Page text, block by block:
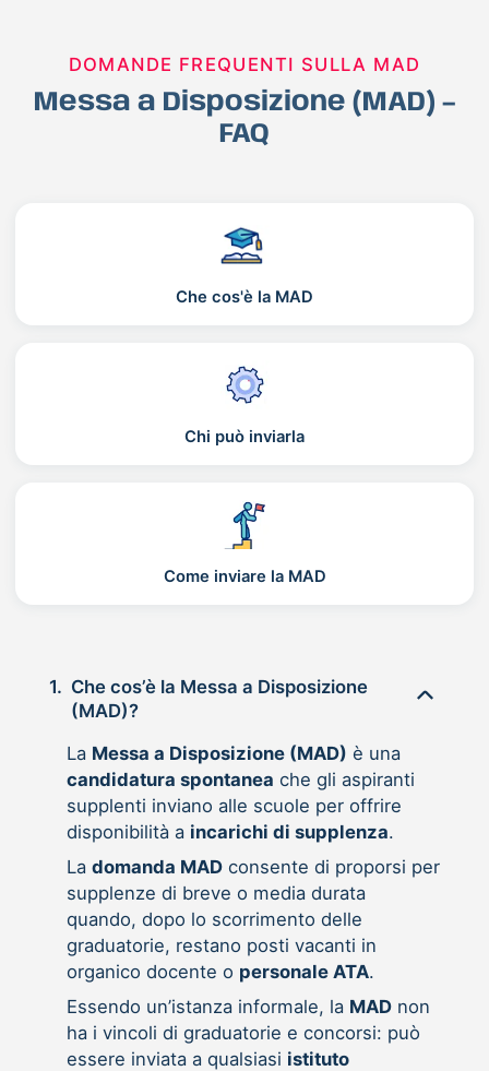
DOMANDE FREQUENTI SULLA MAD
Messa a Disposizione (MAD) –
FAQ
Che cos'è la MAD
Chi può inviarla
Come inviare la MAD
1. Che cos’è la Messa a Disposizione
(MAD)?
La Messa a Disposizione (MAD) è una
candidatura spontanea che gli aspiranti
supplenti inviano alle scuole per offrire
disponibilità a incarichi di supplenza.
La domanda MADconsente di proporsi per
supplenze di breve o media durata
quando, dopo lo scorrimento delle
graduatorie, restano posti vacanti in
organico docente o personale ATA.
Essendo un’istanza informale, la MADnon
ha i vincoli di graduatorie e concorsi: può
essere inviata a qualsiasi istituto